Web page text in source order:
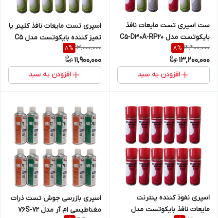
ست اسپری تست مایعات نافذ
بایکوتست مدل C5-D30A-RP20
عددی
14,400,000
8%
13,200,000
افزودن به سبد
اسپری تست مایعات نافذ کلینر یا
تمیز کننده بایکوتست مدل C5
بسته 12عددی
13,000,000
8%
11,900,000
افزودن به سبد
اسپری نفوذ کننده پنترنت
مایعات نافذ بایکوتست مدل
اسپری بازرسی جوش تست ذرات
مغناطیسی ام آر مدل 72-76S